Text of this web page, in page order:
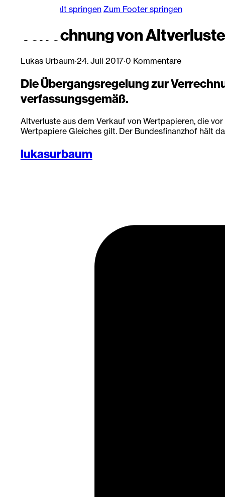
Zum Hauptinhalt springen Zum Footer springen
Verrechnung von
Lukas Urbaum·24. Juli 2017·0 Kommentare
Die Übergangsregelung zur
verfassungsgemäß.
Altverluste aus dem Verkauf von Wertpapieren, die
Wertpapiere Gleiches gilt. Der Bundesfinanzhof hält
lukasurbaum